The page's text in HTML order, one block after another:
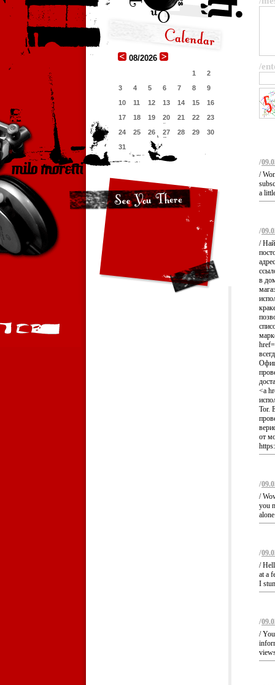
08/2026
1
2
3
4 5 6 7 8
9
10
11 12 13 14 15
16
17
18 19 20 21 22
23
24
25 26 27 28 29
30
31
/
/
/
a
/
/
в
<a
Tor.
от
/
/
you
/
/
at a
I
/
/